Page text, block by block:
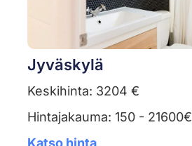
Jyväskylä
Keskihinta: 3204 €
Hintajakauma: 150 - 21600€